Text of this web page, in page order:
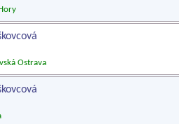
Ostrava